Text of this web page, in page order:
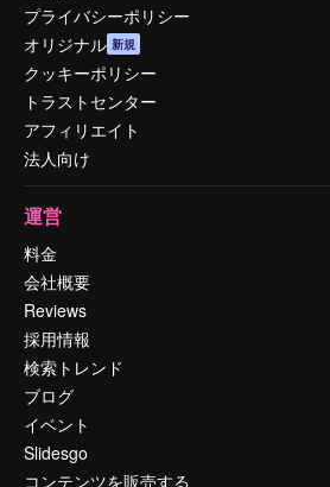
プライバシーポリシー
オリジナル 新規
クッキーポリシー
トラストセンター
アフィリエイト
法人向け
運営
料金
会社概要
Reviews
採用情報
検索トレンド
ブログ
イベント
Slidesgo
コンテンツを販売する